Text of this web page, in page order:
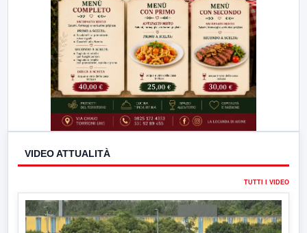
VIDEO ATTUALITÀ
TUTTI I VIDEO